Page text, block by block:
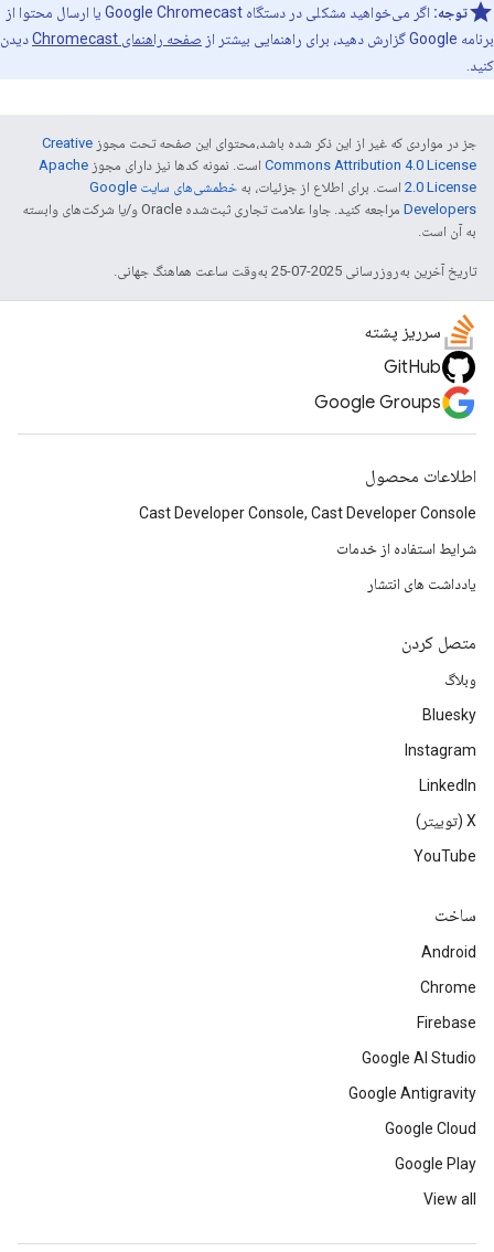
توجه:
اگر می‌خواهید مشکلی در دستگاه Google Chromecast یا ارسال محتوا از
برنامه Google گزارش دهید، برای راهنمایی بیشتر از
صفحه راهنمای Chromecast
دیدن
کنید.
جز در مواردی که غیر از این ذکر شده باشد،‌محتوای این صفحه تحت مجوز Creative
Commons Attribution 4.0 License است. نمونه کدها نیز دارای مجوز Apache
2.0 License است. برای اطلاع از جزئیات، به
خطمشی‌های سایت Google
Developers‏
مراجعه کنید. جاوا علامت تجاری ثبت‌شده Oracle و/یا شرکت‌های وابسته
به آن است.
تاریخ آخرین به‌روزرسانی 2025-07-25 به‌وقت ساعت هماهنگ جهانی.
سرریز پشته
GitHub
Google Groups
اطلاعات محصول
Cast Developer Console, Cast Developer Console
شرایط استفاده از خدمات
یادداشت های انتشار
متصل کردن
وبلاگ
Bluesky
Instagram
LinkedIn
‫X (توییتر)
YouTube
ساخت
Android
Chrome
Firebase
Google AI Studio
Google Antigravity
Google Cloud
Google Play
View all